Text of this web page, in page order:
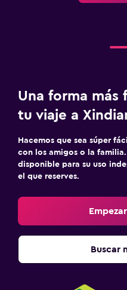
Una forma más
tu viaje a
Hacemos que sea súper
con los amigos o la
disponible para su uso
el que reserves.
Buscar